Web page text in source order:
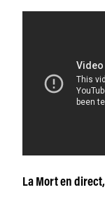
La Mort en direct